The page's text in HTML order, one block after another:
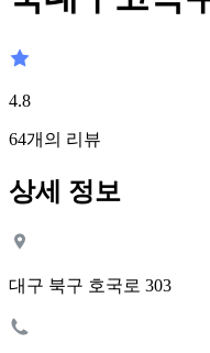
4.8
64개의 리뷰
상세 정보
대구 북구 호국로 303